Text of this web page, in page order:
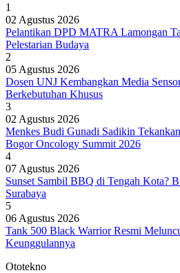
1
02 Agustus 2026
Pelantikan DPD MATRA Lamongan
Pelestarian Budaya
2
05 Agustus 2026
Dosen UNJ Kembangkan Media
Berkebutuhan Khusus
3
02 Agustus 2026
Menkes Budi Gunadi Sadikin
Bogor Oncology Summit 2026
4
07 Agustus 2026
Sunset Sambil BBQ di Tengah Kota?
Surabaya
5
06 Agustus 2026
Tank 500 Black Warrior Resmi
Keunggulannya
Ototekno